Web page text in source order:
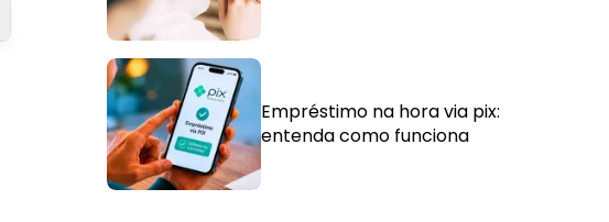
Empréstimo na hora via pix:
entenda como funciona